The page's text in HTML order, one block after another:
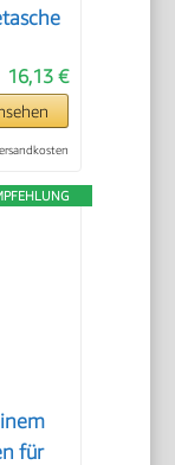
16,13 €
für